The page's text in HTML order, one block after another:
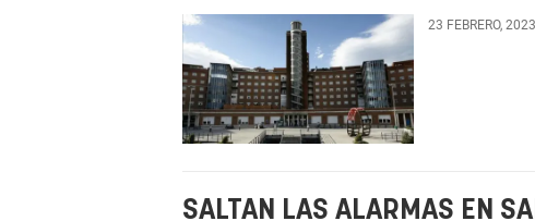
23 FEBRERO, 2023
SALTAN LAS ALARMAS EN